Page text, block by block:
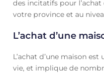
des incitatifs pour
votre province et au
L’achat d’une
L’achat d’une maison
vie, et implique de